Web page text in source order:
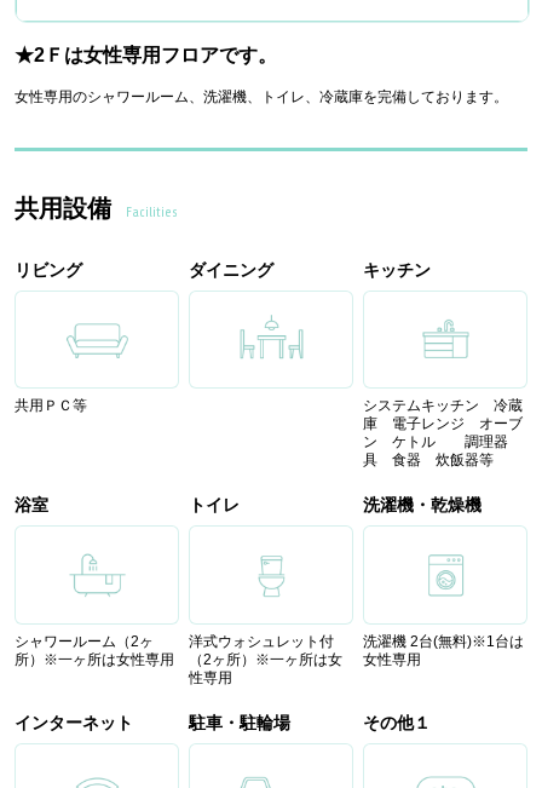
★2Ｆは女性専用フロアです。
女性専用のシャワールーム、洗濯機、トイレ、冷蔵庫を完備しております。
共用設備 Facilities
リビング
共用ＰＣ等
ダイニング キッチン
システムキッチン 冷蔵
庫 電子レンジ オーブ
ン ケトル 調理器
具 食器 炊飯器等
浴室
シャワールーム（2ヶ
所）※一ヶ所は女性専用
トイレ
洋式ウォシュレット付
（2ヶ所）※一ヶ所は女
性専用
洗濯機・乾燥機
洗濯機 2台(無料)※1台は
女性専用
インターネット 駐車・駐輪場 その他１